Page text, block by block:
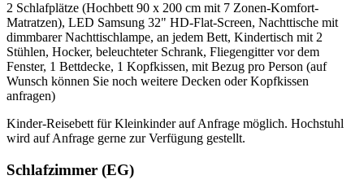
2 Schlafplätze (Hochbett 90 x 200 cm mit 7 Zonen-Komfort-
Matratzen), LED Samsung 32" HD-Flat-Screen, Nachttische mit
dimmbarer Nachttischlampe, an jedem Bett, Kindertisch mit 2
Stühlen, Hocker, beleuchteter Schrank, Fliegengitter vor dem
Fenster, 1 Bettdecke, 1 Kopfkissen, mit Bezug pro Person (auf
Wunsch können Sie noch weitere Decken oder Kopfkissen
anfragen)
Kinder-Reisebett für Kleinkinder auf Anfrage möglich. Hochstuhl
wird auf Anfrage gerne zur Verfügung gestellt.
Schlafzimmer (EG)